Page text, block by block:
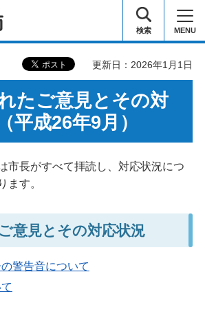
検索 MENU
更新日：2026年1月1日
たご意見とその対
平成26年9月）
市長がすべて拝読し、対応状況につ
ます。
意見とその対応状況
警告音について